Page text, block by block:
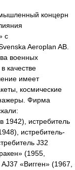
концерн
с
Aeroplan AB.
военных
качестве
имеет
космические
Фирма
истребитель
истребитель-
J32
(1955,
«Вигген» (1967,